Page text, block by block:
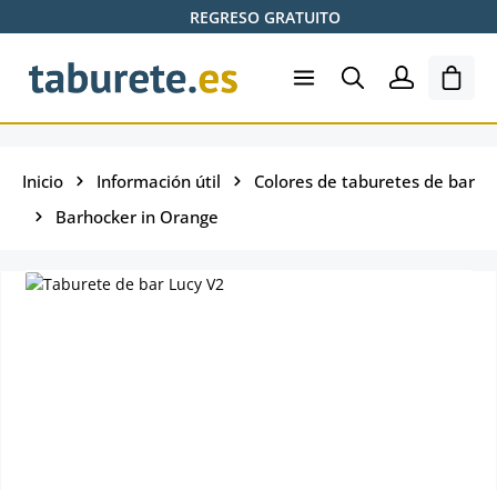
Saltar al contenido principalREGRESO GRATUITO
El
Inicio Información útil
Colores de taburetes de bar
Barhocker in Orange